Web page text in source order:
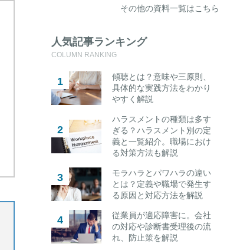
その他の資料一覧はこちら
人気記事ランキング
COLUMN RANKING
傾聴とは？意味や三原則、
具体的な実践方法をわかり
やすく解説
ハラスメントの種類は多す
ぎる？ハラスメント別の定
義と一覧紹介。職場におけ
る対策方法も解説
モラハラとパワハラの違い
とは？定義や職場で発生す
る原因と対応方法を解説
従業員が適応障害に。会社
の対応や診断書受理後の流
れ、防止策を解説